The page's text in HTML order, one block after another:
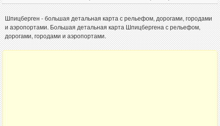
Шпицберген - большая детальная карта с рельефом, дорогами, городами
и аэропортами. Большая детальная карта Шпицбергена с рельефом,
дорогами, городами и аэропортами.